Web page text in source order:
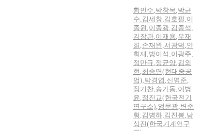
황인수,박창목,박균
수,김세창,김호필 ,이
종원 ,이종광,김종석 ,
김장관,이재용,우재
희 ,손재완,서광덕 ,안
희재 ,방이석 ,이광주,
정만규,정균양,김외
현 ,최승면(현대중공
업),박경엽 ,신영준,
장기찬,송기동,이병
윤,정진교(한국전기
연구소),엄문광,변준
형 ,김병하,김진봉,남
상진(한국기계연구